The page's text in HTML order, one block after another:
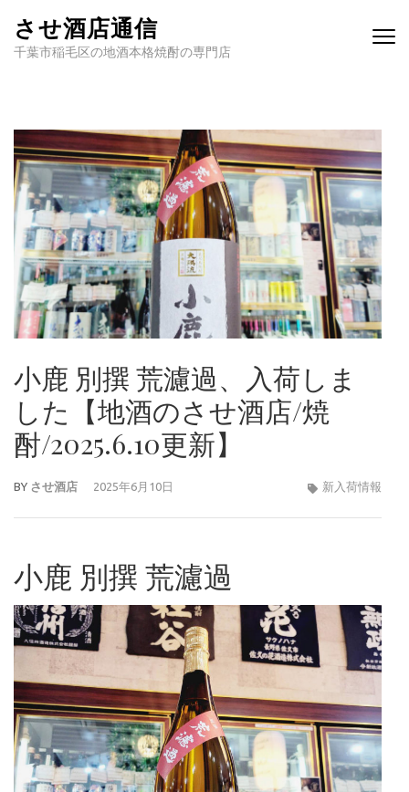
させ酒店通信
千葉市稲毛区の地酒本格焼酎の専門店
小鹿 別撰 荒濾過、入荷しま
した【地酒のさせ酒店/焼
酎/2025.6.10更新】
BY させ酒店 2025年6月10日 新入荷情報
小鹿 別撰 荒濾過